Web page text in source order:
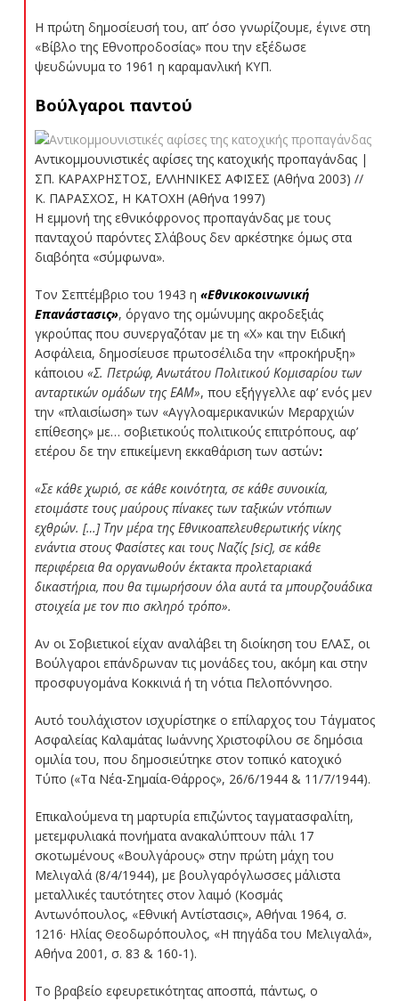
Η πρώτη δημοσίευσή του, απ’ όσο γνωρίζουμε, έγινε στη
«Βίβλο της Εθνοπροδοσίας» που την εξέδωσε
ψευδώνυμα το 1961 η καραμανλική ΚΥΠ.
Βούλγαροι παντού
Αντικομμουνιστικές αφίσες της κατοχικής προπαγάνδας |
ΣΠ. ΚΑΡΑΧΡΗΣΤΟΣ, ΕΛΛΗΝΙΚΕΣ ΑΦΙΣΕΣ (Αθήνα 2003) //
Κ. ΠΑΡΑΣΧΟΣ, Η ΚΑΤΟΧΗ (Αθήνα 1997)
Η εμμονή της εθνικόφρονος προπαγάνδας με τους
πανταχού παρόντες Σλάβους δεν αρκέστηκε όμως στα
διαβόητα «σύμφωνα».
Τον Σεπτέμβριο του 1943 η «Εθνικοκοινωνική
Επανάστασις», όργανο της ομώνυμης ακροδεξιάς
γκρούπας που συνεργαζόταν με τη «Χ» και την Ειδική
Ασφάλεια, δημοσίευσε πρωτοσέλιδα την «προκήρυξη»
κάποιου «Σ. Πετρώφ, Ανωτάτου Πολιτικού Κομισαρίου των
ανταρτικών ομάδων της ΕΑΜ», που εξήγγελλε αφ’ ενός μεν
την «πλαισίωση» των «Αγγλοαμερικανικών Μεραρχιών
επίθεσης» με… σοβιετικούς πολιτικούς επιτρόπους, αφ’
ετέρου δε την επικείμενη εκκαθάριση των αστών:
«Σε κάθε χωριό, σε κάθε κοινότητα, σε κάθε συνοικία,
ετοιμάστε τους μαύρους πίνακες των ταξικών ντόπιων
εχθρών. […] Την μέρα της Εθνικοαπελευθερωτικής νίκης
ενάντια στους Φασίστες και τους Ναζίς [sic], σε κάθε
περιφέρεια θα οργανωθούν έκτακτα προλεταριακά
δικαστήρια, που θα τιμωρήσουν όλα αυτά τα μπουρζουάδικα
στοιχεία με τον πιο σκληρό τρόπο».
Αν οι Σοβιετικοί είχαν αναλάβει τη διοίκηση του ΕΛΑΣ, οι
Βούλγαροι επάνδρωναν τις μονάδες του, ακόμη και στην
προσφυγομάνα Κοκκινιά ή τη νότια Πελοπόννησο.
Αυτό τουλάχιστον ισχυρίστηκε ο επίλαρχος του Τάγματος
Ασφαλείας Καλαμάτας Ιωάννης Χριστοφίλου σε δημόσια
ομιλία του, που δημοσιεύτηκε στον τοπικό κατοχικό
Τύπο («Τα Νέα-Σημαία-Θάρρος», 26/6/1944 & 11/7/1944).
Επικαλούμενα τη μαρτυρία επιζώντος ταγματασφαλίτη,
μετεμφυλιακά πονήματα ανακαλύπτουν πάλι 17
σκοτωμένους «Βουλγάρους» στην πρώτη μάχη του
Μελιγαλά (8/4/1944), με βουλγαρόγλωσσες μάλιστα
μεταλλικές ταυτότητες στον λαιμό (Κοσμάς
Αντωνόπουλος, «Εθνική Αντίστασις», Αθήναι 1964, σ.
1216· Ηλίας Θεοδωρόπουλος, «Η πηγάδα του Μελιγαλά»,
Αθήνα 2001, σ. 83 & 160-1).
Το βραβείο εφευρετικότητας αποσπά, πάντως, ο